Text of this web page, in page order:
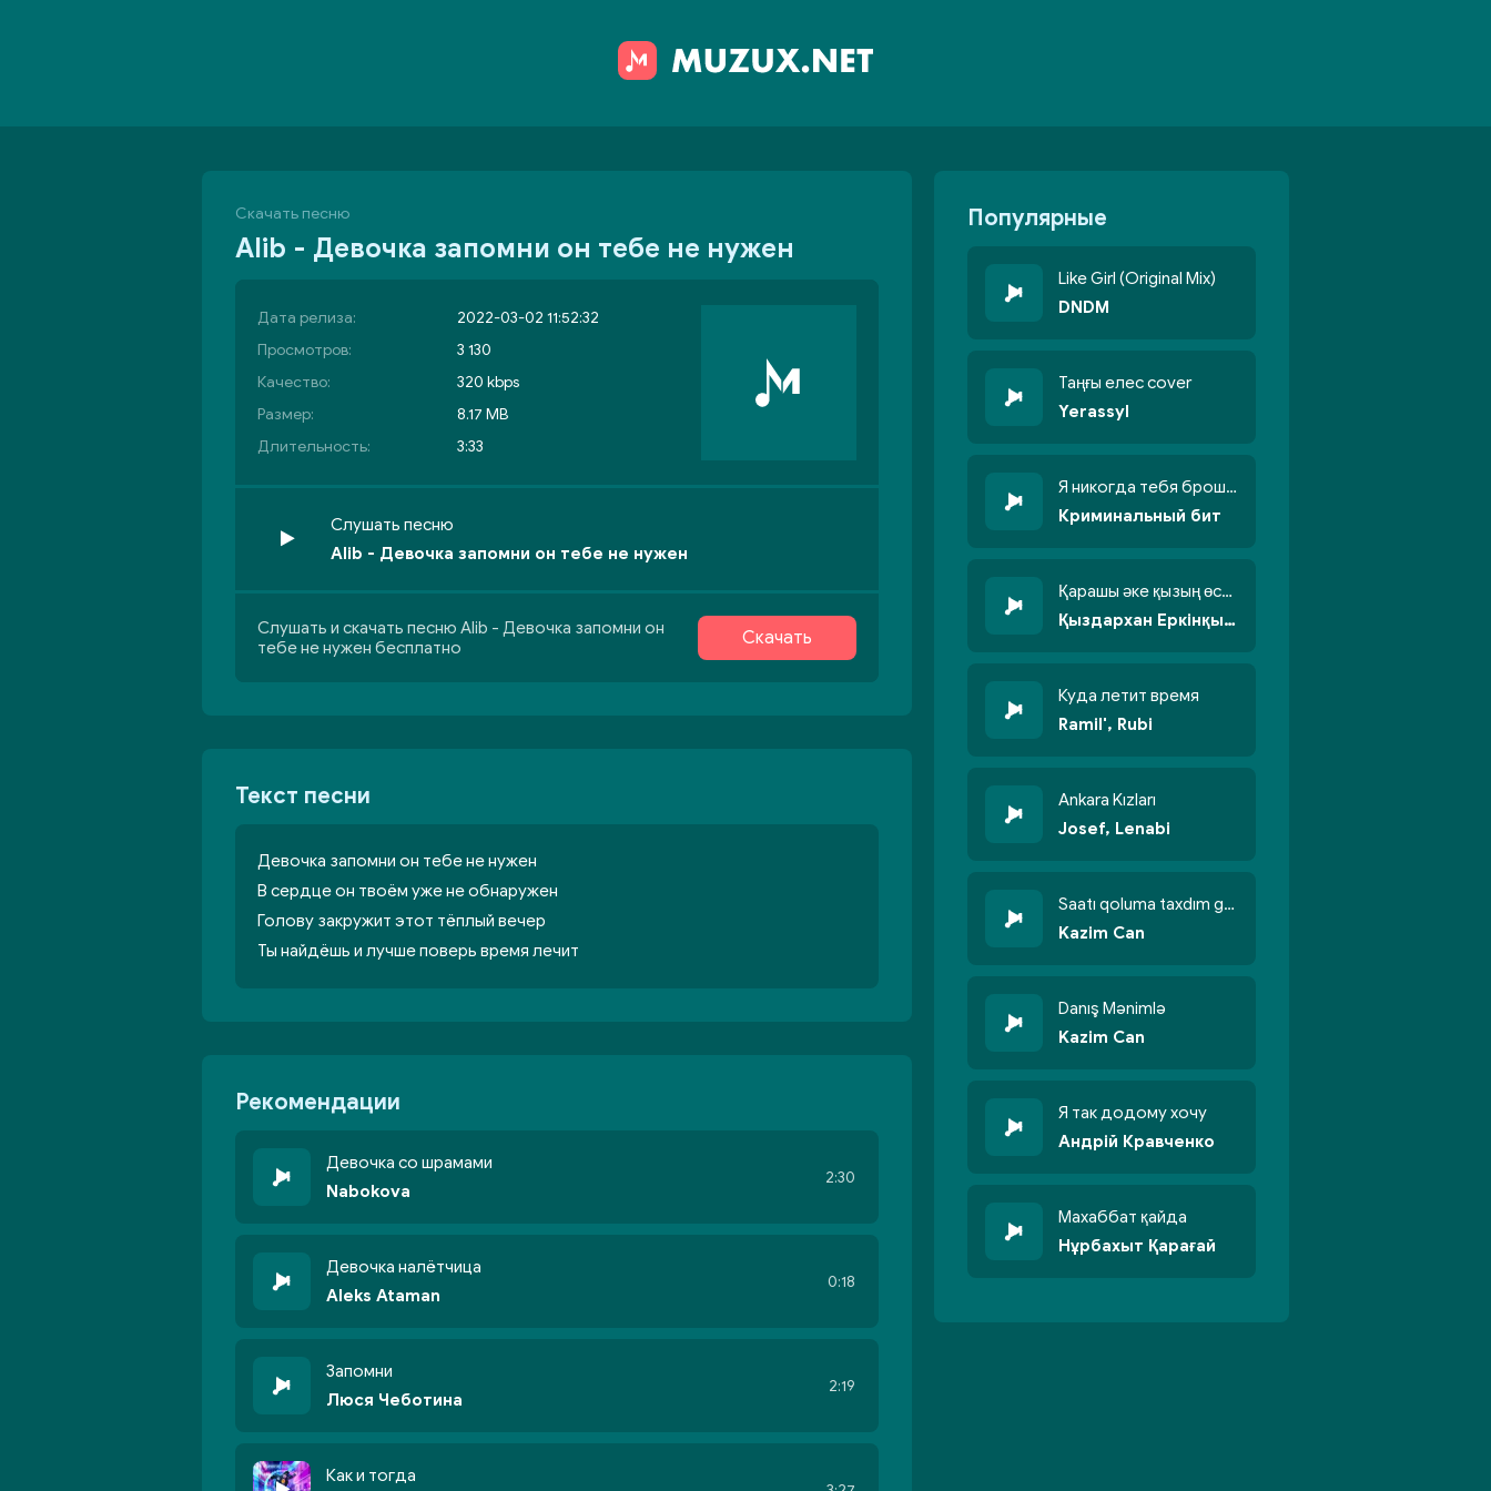
Скачать песню
Alib - Девочка запомни он тебе не нужен
Дата релиза:
2022-03-02 11:52:32
Просмотров:
3 130
Качество:
320 kbps
Размер:
8.17 MB
Длительность:
3:33
Слушать песню
Alib - Девочка запомни он тебе не нужен
Слушать и скачать песню Alib - Девочка запомни он
тебе не нужен бесплатно
Скачать
Текст песни
Девочка запомни он тебе не нужен
В сердце он твоём уже не обнаружен
Голову закружит этот тёплый вечер
Ты найдёшь и лучше поверь время лечит
Рекомендации
Девочка со шрамами
Nabokova
2:30
Девочка налётчица
Aleks Ataman
0:18
Запомни
Люся Чеботина
2:19
Как и тогда
Популярные
Like Girl (Original Mix)
DNDM
Таңғы елес cover
Yerassyl
Я никогда тебя брошу никогда не кину
Криминальный бит
Қарашы әке қызың өсті бойжеттіп
Қыздархан Еркінқызы
Куда летит время
Ramil', Rubi
Ankara Kızları
Josef, Lenabi
Saatı qoluma taxdım göyün üzünə qalxdım
Kazim Can
Danış Mənimlə
Kazim Can
Я так додому хочу
Андрій Кравченко
Махаббат қайда
Нұрбахыт Қарағай